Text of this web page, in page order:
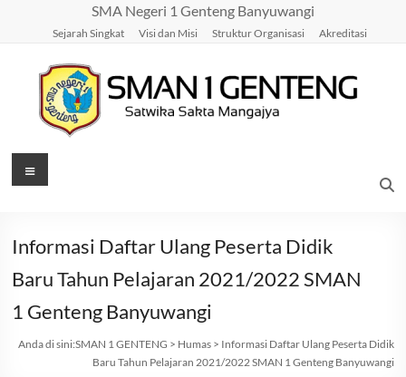
SMA Negeri 1 Genteng Banyuwangi
Sejarah Singkat Visi dan Misi Struktur Organisasi Akreditasi
SMAN
GENTENG
Sakta
Mangajya
Menu
Informasi Daftar Ulang Peserta Didik
Baru Tahun Pelajaran 2021/2022 SMAN
1 Genteng Banyuwangi
Anda di sini:SMAN 1 GENTENG > Humas> Informasi Daftar Ulang Peserta Didik
Baru Tahun Pelajaran 2021/2022 SMAN 1 Genteng Banyuwangi